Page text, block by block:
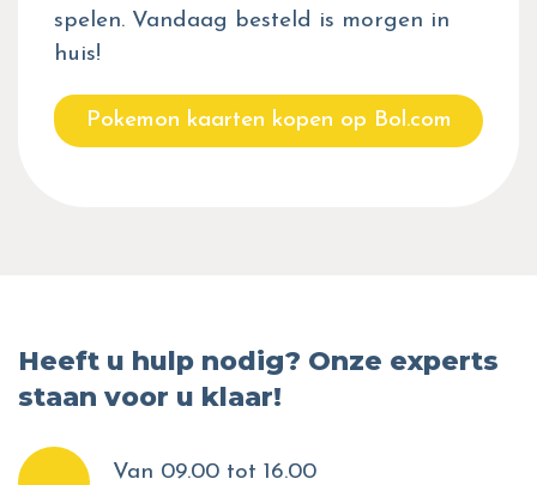
spelen. Vandaag besteld is morgen in
huis!
Pokemon kaarten kopen op Bol.com
Heeft u hulp nodig? Onze experts
staan voor u klaar!
Van 09.00 tot 16.00